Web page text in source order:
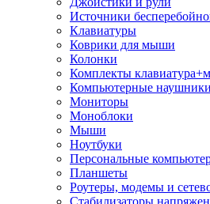
Источники
Клавиатуры
Коврики для мыши
Колонки
Комплекты
Компьютерные наушники
Мониторы
Моноблоки
Мыши
Ноутбуки
Персональные
Планшеты
Роутеры, модемы и
Стабилизаторы